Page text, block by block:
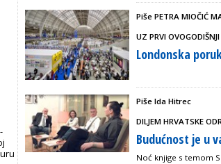
Piše PETRA MIOČIĆ
UZ PRVI
Londonska
Piše Ida Hitrec
DILJEM HRVATSKE
Budućnost je u
Noć knjige s temom